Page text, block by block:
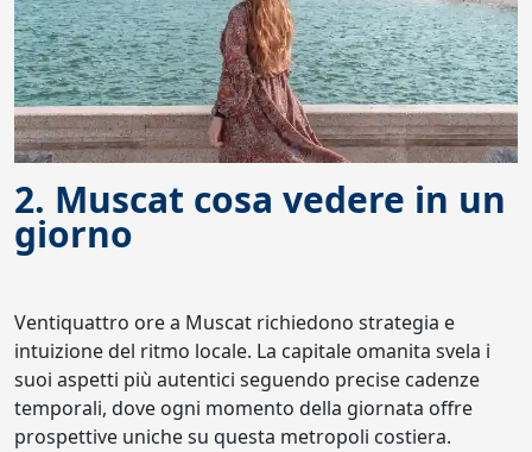
2. Muscat cosa vedere in un
giorno
Ventiquattro ore a Muscat richiedono strategia e
intuizione del ritmo locale. La capitale omanita svela i
suoi aspetti più autentici seguendo precise cadenze
temporali, dove ogni momento della giornata offre
prospettive uniche su questa metropoli costiera.